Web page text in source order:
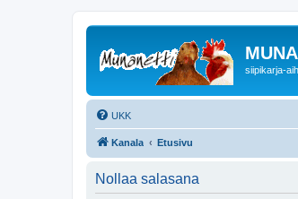
siipikarja-
UKK
Kanala Etusivu
Nollaa salasana